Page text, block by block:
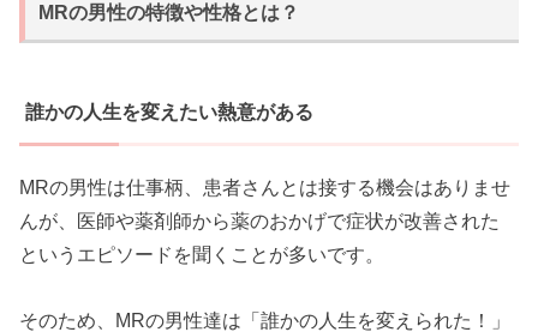
MRの男性の特徴や性格とは？
誰かの人生を変えたい熱意がある
MRの男性は仕事柄、患者さんとは接する機会はありませ
んが、医師や薬剤師から薬のおかげで症状が改善された
というエピソードを聞くことが多いです。
そのため、MRの男性達は「誰かの人生を変えられた！」